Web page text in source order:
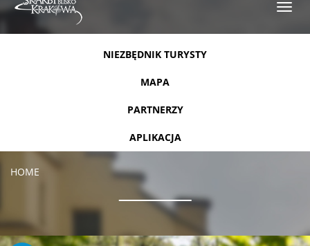
NIEZBĘDNIK TURYSTY
MAPA
PARTNERZY
APLIKACJA
HOME